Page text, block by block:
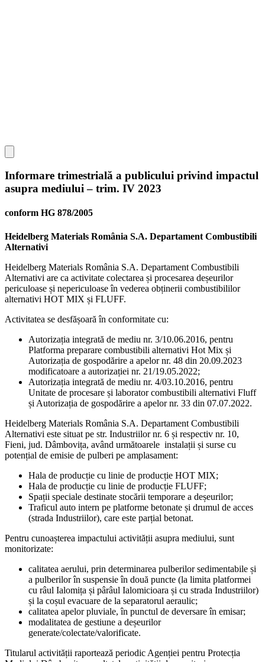
Informare trimestrială a publicului privind impactul
asupra mediului – trim. IV 2023
conform HG 878/2005
Heidelberg Materials România S.A. Departament Combustibili
Alternativi
Heidelberg Materials România S.A. Departament Combustibili
Alternativi are ca activitate colectarea și procesarea deșeurilor
periculoase și nepericuloase în vederea obținerii combustibililor
alternativi HOT MIX și FLUFF.
Activitatea se desfășoară în conformitate cu:
Autorizația integrată de mediu nr. 3/10.06.2016, pentru
Platforma preparare combustibili alternativi Hot Mix și
Autorizația de gospodărire a apelor nr. 48 din 20.09.2023
modificatoare a autorizației nr. 21/19.05.2022;
Autorizația integrată de mediu nr. 4/03.10.2016, pentru
Unitate de procesare și laborator combustibili alternativi Fluff
și Autorizația de gospodărire a apelor nr. 33 din 07.07.2022.
Heidelberg Materials România S.A. Departament Combustibili
Alternativi este situat pe str. Industriilor nr. 6 și respectiv nr. 10,
Fieni, jud. Dâmbovița, având următoarele instalații și surse cu
potențial de emisie de pulberi pe amplasament:
Hala de producție cu linie de producție HOT MIX;
Hala de producție cu linie de producție FLUFF;
Spații speciale destinate stocării temporare a deșeurilor;
Traficul auto intern pe platforme betonate și drumul de acces
(strada Industriilor), care este parțial betonat.
Pentru cunoașterea impactului activității asupra mediului, sunt
monitorizate:
calitatea aerului, prin determinarea pulberilor sedimentabile și
a pulberilor în suspensie în două puncte (la limita platformei
cu râul Ialomița și pârâul Ialomicioara și cu strada Industriilor)
și la coșul evacuare de la separatorul aeraulic;
calitatea apelor pluviale, în punctul de deversare în emisar;
modalitatea de gestiune a deșeurilor
generate/colectate/valorificate.
Titularul activității raportează periodic Agenției pentru Protecția